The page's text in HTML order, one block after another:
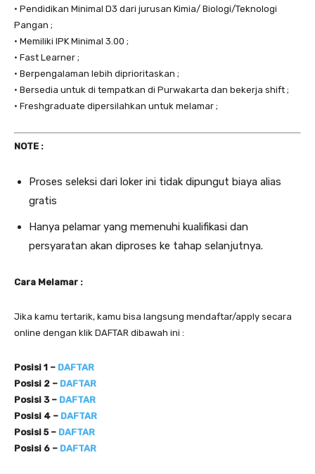
• Pendidikan Minimal D3 dari jurusan Kimia/ Biologi/Teknologi
Pangan ;
• Memiliki IPK Minimal 3.00 ;
• Fast Learner ;
• Berpengalaman lebih diprioritaskan ;
• Bersedia untuk di tempatkan di Purwakarta dan bekerja shift ;
• Freshgraduate dipersilahkan untuk melamar ;
NOTE :
Proses seleksi dari loker ini tidak dipungut biaya alias
gratis
Hanya pelamar yang memenuhi kualifikasi dan
persyaratan akan diproses ke tahap selanjutnya.
Cara Melamar :
Jika kamu tertarik, kamu bisa langsung mendaftar/apply secara
online dengan klik DAFTAR dibawah ini :
Posisi 1 – DAFTAR
Posisi 2 – DAFTAR
Posisi 3 – DAFTAR
Posisi 4 – DAFTAR
Posisi 5 – DAFTAR
Posisi 6 – DAFTAR